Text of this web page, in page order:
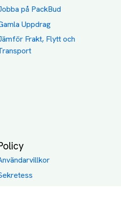
på PackBud
Uppdrag
Frakt, Flytt och